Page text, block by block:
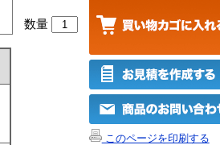
数量
このページを印刷する